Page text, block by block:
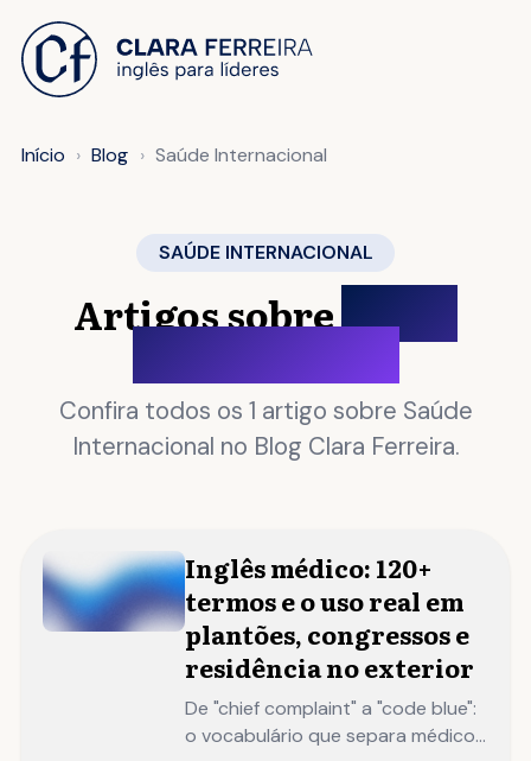
Início Blog Saúde Internacional
SAÚDE INTERNACIONAL
Artigos sobreSaúde
Confira todos os 1 artigo sobre Saúde
Internacional no Blog Clara Ferreira.
Inglês médico: 120+
termos e o uso real em
plantões, congressos e
residência no exterior
De "chief complaint" a "code blue":
o vocabulário que separa médicos